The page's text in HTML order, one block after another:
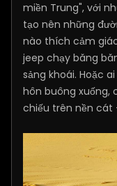
miền Trung", với
tạo nên những
nào thích cảm
jeep chạy băng
sảng khoái. Hoặc
hôn buông xuống,
chiếu trên nền cát